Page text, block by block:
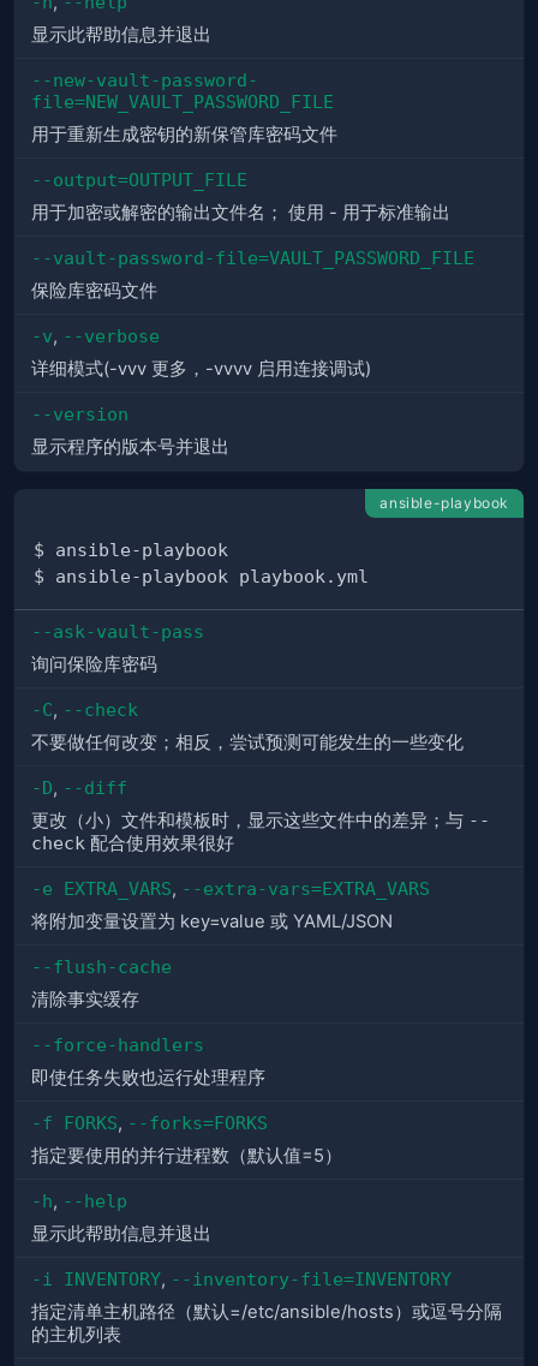
显示此帮助信息并退出
--new-vault-password-
file=NEW_VAULT_PASSWORD_FILE
用于重新生成密钥的新保管库密码文件
--output=OUTPUT_FILE
用于加密或解密的输出文件名； 使用 - 用于标准输出
--vault-password-file=VAULT_PASSWORD_FILE
保险库密码文件
-v, --verbose
详细模式(-vvv 更多，-vvvv 启用连接调试)
--version
显示程序的版本号并退出
ansible-playbook
--ask-vault-pass
询问保险库密码
-C, --check
不要做任何改变；相反，尝试预测可能发生的一些变化
-D, --diff
更改（小）文件和模板时，显示这些文件中的差异；与 --
check 配合使用效果很好
-e EXTRA_VARS, --extra-vars=EXTRA_VARS
将附加变量设置为 key=value 或 YAML/JSON
--flush-cache
清除事实缓存
--force-handlers
即使任务失败也运行处理程序
-f FORKS, --forks=FORKS
指定要使用的并行进程数（默认值=5）
-h, --help
显示此帮助信息并退出
-i INVENTORY, --inventory-file=INVENTORY
指定清单主机路径（默认=/etc/ansible/hosts）或逗号分隔
的主机列表